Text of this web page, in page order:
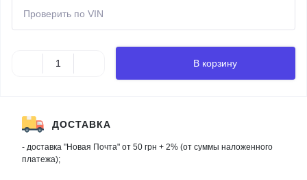
В корзину
ДОСТАВКА
- доставка "Новая Почта" от 50 грн + 2% (от суммы наложенного
платежа);